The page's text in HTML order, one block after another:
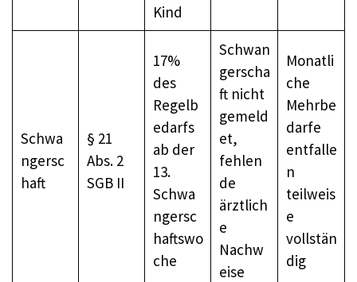
Kind
Schwa
ngersc
haft
§ 21
Abs. 2
SGB II
17%
des
Regelb
edarfs
ab der
13.
Schwa
ngersc
haftswo
che
Schwan
gerscha
ft nicht
gemeld
et,
fehlen
de
ärztlich
e
Nachw
eise
Monatli
che
Mehrbe
darfe
entfalle
n
teilweis
e
vollstän
dig